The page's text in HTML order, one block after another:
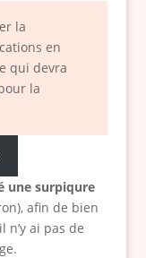
la
en
qui devra
la
une surpiqure
afin de bien
n’y ai pas de